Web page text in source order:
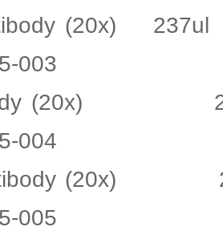
(20x)
003
(20x)
004
(20x)
005